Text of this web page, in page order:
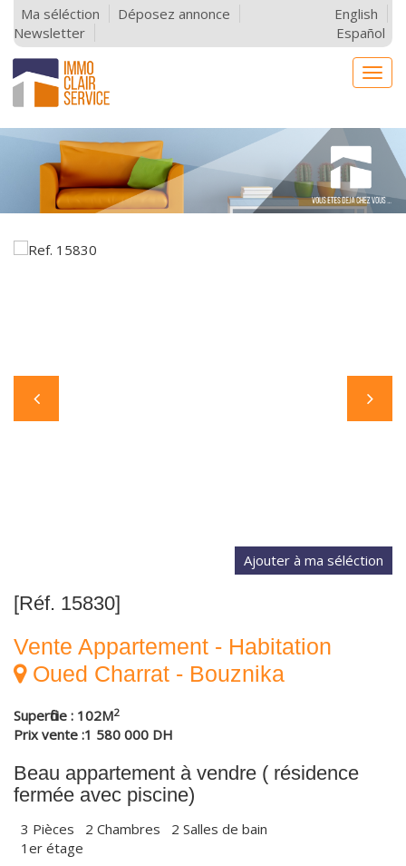
Ma séléction
Déposez annonce
Newsletter
English
Español
[Réf. 15830]
Vente Appartement - Habitation
Oued Charrat - Bouznika
Superficie : 102M2
Prix vente :1 580 000 DH
Beau appartement à vendre ( résidence
fermée avec piscine)
3 Pièces 2 Chambres 2 Salles de bain
1er étage